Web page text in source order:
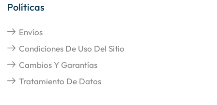
Políticas
Envíos
Condiciones De Uso Del Sitio
Cambios Y Garantías
Tratamiento De Datos